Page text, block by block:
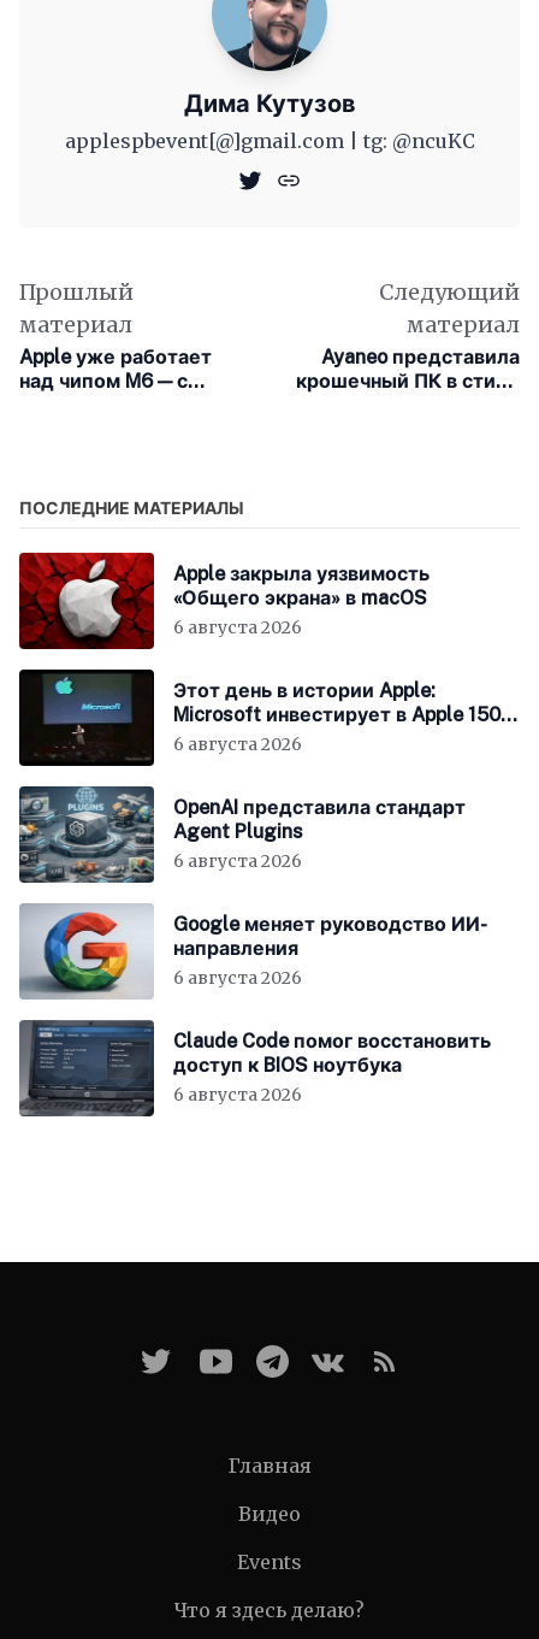
Дима Кутузов
applespbevent[@]gmail.com | tg: @ncuKC
Прошлый
материал
Apple уже работает
над чипом M6 — с
Следующий
материал
Ayaneo представила
крошечный ПК в стиле
ПОСЛЕДНИЕ МАТЕРИАЛЫ
Apple закрыла уязвимость
«Общего экрана» в macOS
6 августа 2026
Этот день в истории Apple:
Microsoft инвестирует в Apple 150
миллионов долларов
6 августа 2026
OpenAI представила стандарт
Agent Plugins
6 августа 2026
Google меняет руководство ИИ-
направления
6 августа 2026
Claude Code помог восстановить
доступ к BIOS ноутбука
6 августа 2026
Главная
Видео
Events
Что я здесь делаю?